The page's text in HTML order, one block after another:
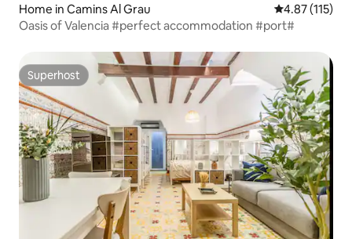
Home in Camins Al Grau 4.87 out of 5
4.87 (115)
Oasis of Valencia #perfect accommodation #port#
Superhost
Superhost